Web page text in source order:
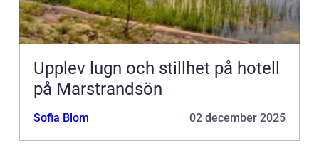
Upplev lugn och stillhet på hotell
på Marstrandsön
Sofia Blom 02 december 2025